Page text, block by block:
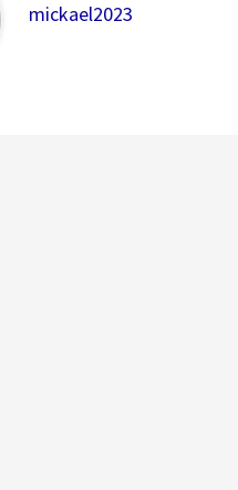
mickael2023